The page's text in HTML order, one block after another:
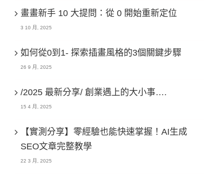
畫畫新手 10 大提問：從 0 開始重新定位
3 10 月, 2025
如何從0到1- 探索插畫風格的3個關鍵步驟
26 9 月, 2025
/2025 最新分享/ 創業遇上的大小事….
15 4 月, 2025
【實測分享】零經驗也能快速掌握！AI生成
SEO文章完整教學
22 3 月, 2025